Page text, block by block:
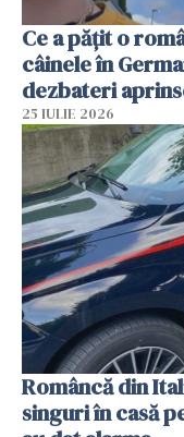
Ce a pățit o
câinele în
dezbateri
25 IULIE 2026
Româncă din
singuri în casă